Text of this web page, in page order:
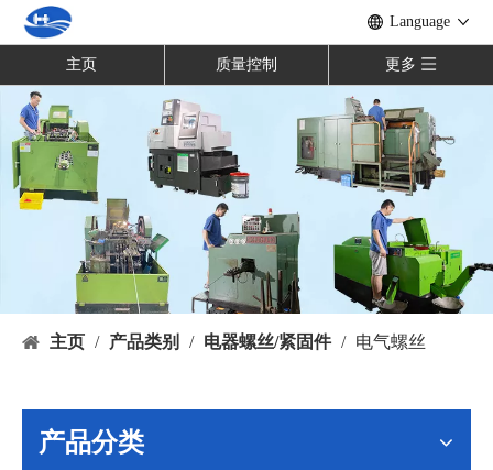
Language
主页 质量控制 更多
主页 / 产品类别 / 电器螺丝/紧固件 / 电气螺丝
产品分类